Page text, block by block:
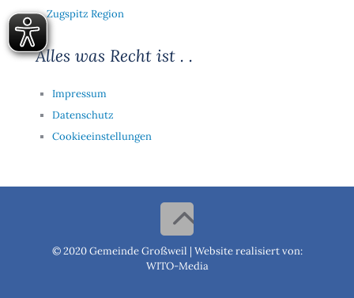
Zugspitz Region
Alles was Recht ist . .
Impressum
Datenschutz
Cookieeinstellungen
© 2020 Gemeinde Großweil | Website realisiert von:
WITO-Media